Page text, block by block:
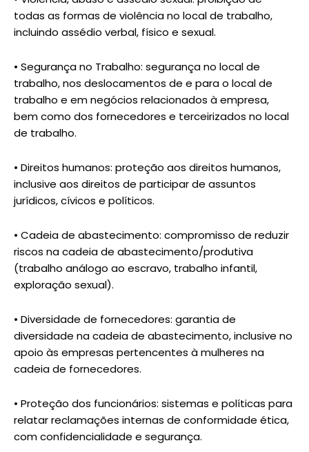
todas as formas de violência no local de trabalho,
incluindo assédio verbal, físico e sexual.
• Segurança no Trabalho: segurança no local de
trabalho, nos deslocamentos de e para o local de
trabalho e em negócios relacionados à empresa,
bem como dos fornecedores e terceirizados no local
de trabalho.
• Direitos humanos: proteção aos direitos humanos,
inclusive aos direitos de participar de assuntos
jurídicos, cívicos e políticos.
• Cadeia de abastecimento: compromisso de reduzir
riscos na cadeia de abastecimento/produtiva
(trabalho análogo ao escravo, trabalho infantil,
exploração sexual).
• Diversidade de fornecedores: garantia de
diversidade na cadeia de abastecimento, inclusive no
apoio às empresas pertencentes à mulheres na
cadeia de fornecedores.
• Proteção dos funcionários: sistemas e políticas para
relatar reclamações internas de conformidade ética,
com confidencialidade e segurança.